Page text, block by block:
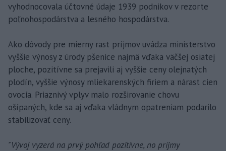
vyhodnocovala účtovné údaje 1939 podnikov v rezorte
poľnohospodárstva a lesného hospodárstva.
Ako dôvody pre mierny rast príjmov uvádza ministerstvo
vyššie výnosy z úrody pšenice najmä vďaka väčšej osiatej
ploche, pozitívne sa prejavili aj vyššie ceny olejnatých
plodín, vyššie výnosy mliekarenských firiem a nárast cien
ovocia. Priaznivý vplyv malo rozširovanie chovu
ošípaných, kde sa aj vďaka vládnym opatreniam podarilo
stabilizovať ceny.
"Vývoj vyzerá na prvý pohľad pozitívne, no príjmy